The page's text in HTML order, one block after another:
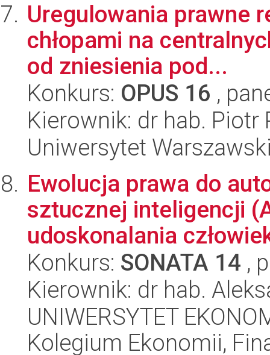
Uregulowania prawne
chłopami na
od zniesienia pod...
Konkurs: OPUS 16 ,
Kierownik: dr hab.
Uniwersytet
Ewolucja prawa do
sztucznej inteligencji
udoskonalania
Konkurs: SONATA 14 ,
Kierownik: dr hab.
UNIWERSYTET
Kolegium Ekonomii,